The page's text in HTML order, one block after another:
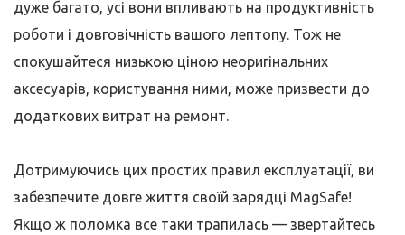
дуже багато, усі вони впливають на продуктивність
роботи і довговічність вашого лептопу. Тож не
спокушайтеся низькою ціною неоригінальних
аксесуарів, користування ними, може призвести до
додаткових витрат на ремонт.
Дотримуючись цих простих правил експлуатації, ви
забезпечите довге життя своїй зарядці MagSafe!
Якщо ж поломка все таки трапилась — звертайтесь